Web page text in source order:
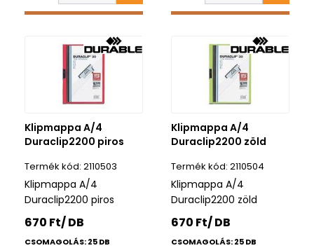
Klipmappa A/4
Duraclip2200 piros
2110503
Klipmappa A/4
Duraclip2200 piros
670 Ft/ DB
CSOMAGOLÁS: 25 DB
Klipmappa A/4
Duraclip2200 zöld
2110504
Klipmappa A/4
Duraclip2200 zöld
670 Ft/ DB
CSOMAGOLÁS: 25 DB